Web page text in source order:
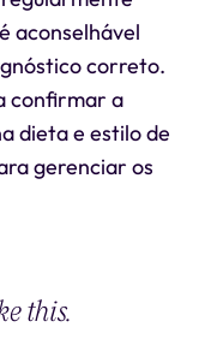
aconselhável
correto.
confirmar a
dieta e estilo de
gerenciar os
this.